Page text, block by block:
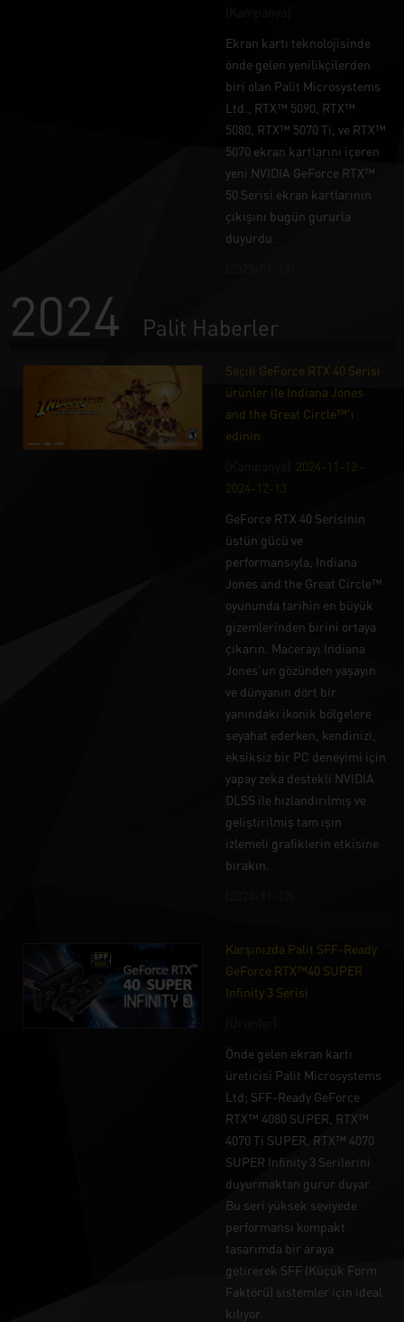
Ekran kartı teknolojisinde
önde gelen yenilikçilerden
biri olan Palit Microsystems
Ltd., RTX™ 5090, RTX™
5080, RTX™ 5070 Ti, ve RTX™
5070 ekran kartlarını içeren
yeni NVIDIA GeForce RTX™
50 Serisi ekran kartlarının
çıkışını bugün gururla
duyurdu.
2024 Palit Haberler
Seçili GeForce RTX 40 Serisi
ürünler ile Indiana Jones
and the Great Circle™'ı
edinin.
2024-11-12 -
2024-12-13
GeForce RTX 40 Serisinin
üstün gücü ve
performansıyla, Indiana
Jones and the Great Circle™
oyununda tarihin en büyük
gizemlerinden birini ortaya
çıkarın. Macerayı Indiana
Jones'un gözünden yaşayın
ve dünyanın dört bir
yanındaki ikonik bölgelere
seyahat ederken, kendinizi,
eksiksiz bir PC deneyimi için
yapay zeka destekli NVIDIA
DLSS ile hızlandırılmış ve
geliştirilmiş tam ışın
izlemeli grafiklerin etkisine
bırakın.
Karşınızda Palit SFF-Ready
GeForce RTX™40 SUPER
Infinity 3 Serisi
Önde gelen ekran kartı
üreticisi Palit Microsystems
Ltd; SFF-Ready GeForce
RTX™ 4080 SUPER, RTX™
4070 Ti SUPER, RTX™ 4070
SUPER Infinity 3 Serilerini
duyurmaktan gurur duyar.
Bu seri yüksek seviyede
performansı kompakt
tasarımda bir araya
getirerek SFF (Küçük Form
Faktörü) sistemler için ideal
kılıyor.